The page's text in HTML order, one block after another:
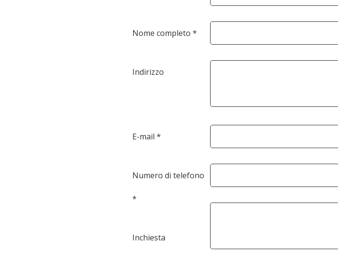
Nome completo *
Indirizzo
E-mail *
Numero di telefono
*
Inchiesta